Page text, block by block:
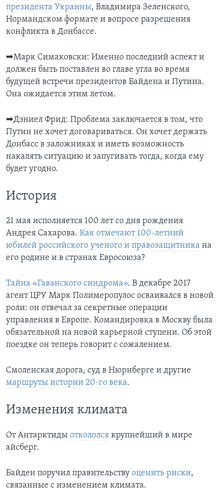
президента Украины, Владимира Зеленского,
Нормандском формате и вопросе разрешения
конфликта в Донбассе.
➡Марк Симаковски: Именно последний аспект и
должен быть поставлен во главе угла во время
будущей встречи президентов Байдена и Путина.
Она ожидается этим летом.
➡Дэниел Фрид: Проблема заключается в том, что
Путин не хочет договариваться. Он хочет держать
Донбасс в заложниках и иметь возможность
накалять ситуацию и запугивать тогда, когда ему
будет угодно.
История
21 мая исполняется 100 лет со дня рождения
Андрея Сахарова. Как отмечают 100-летний
юбилей российского ученого и правозащитника на
его родине и в странах Евросоюза?
Тайна «Гаванского синдрома». В декабре 2017
агент ЦРУ Марк Полимеропулос осваивался в новой
роли: он отвечал за секретные операции
управления в Европе. Командировка в Москву была
обязательной на новой карьерной ступени. Об этой
поездке он теперь говорит с сожалением.
Смоленская дорога, суд в Нюрнберге и другие
маршруты истории 20-го века.
Изменения климата
От Антарктиды откололся крупнейший в мире
айсберг.
Байден поручил правительству оценить риски,
связанные с изменением климата.